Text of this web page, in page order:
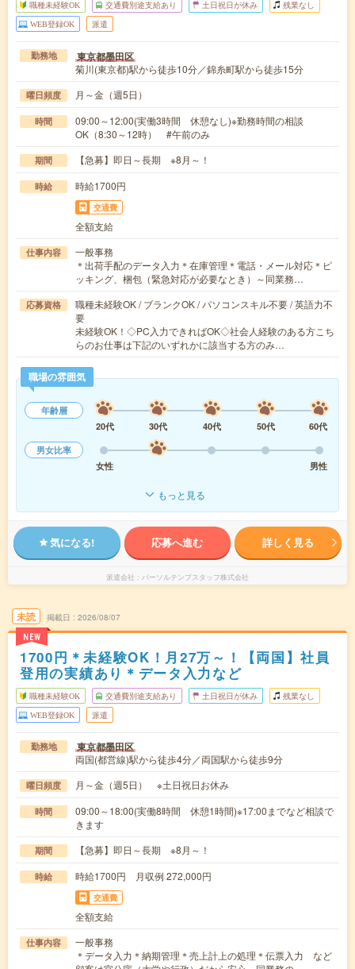
職種未経験OK 交通費別途支給あり 土日祝日が休み 残業なし
WEB登録OK 派遣
勤務地 東京都墨田区
菊川(東京都)駅から徒歩10分／錦糸町駅から徒歩15分
曜日頻度 月～金（週5日）
時間
09:00～12:00(実働3時間 休憩なし)※勤務時間の相談
OK（8:30～12時） #午前のみ
期間 【急募】即日～長期 ※8月～！
時給 時給1700円
交通費
全額支給
仕事内容
一般事務
＊出荷手配のデータ入力＊在庫管理＊電話・メール対応＊ピ
ッキング、梱包（緊急対応が必要なとき）～同業務…
応募資格
職種未経験OK / ブランクOK / パソコンスキル不要 / 英語力不
要
未経験OK！◇PC入力できればOK◇社会人経験のある方こち
らのお仕事は下記のいずれかに該当する方のみ…
職場の雰囲気
年齢層
20代
30代 40代 50代
60代
男女比率
女性
男性
もっと見る
気になる! 応募へ進む 詳しく見る
派遣会社 パーソルテンプスタッフ株式会社
未読
NEW
掲載日 2026/08/07
1700円＊未経験OK！月27万～！【両国】社員
登用の実績あり＊データ入力など
職種未経験OK 交通費別途支給あり 土日祝日が休み 残業なし
WEB登録OK 派遣
勤務地 東京都墨田区
両国(都営線)駅から徒歩4分／両国駅から徒歩9分
曜日頻度 月～金（週5日） ※土日祝日お休み
時間
09:00～18:00(実働8時間 休憩1時間)※17:00までなど相談で
きます
期間 【急募】即日～長期 ※8月～！
時給 時給1700円 月収例 272,000円
交通費
全額支給
仕事内容
一般事務
＊データ入力＊納期管理＊売上計上の処理＊伝票入力 など